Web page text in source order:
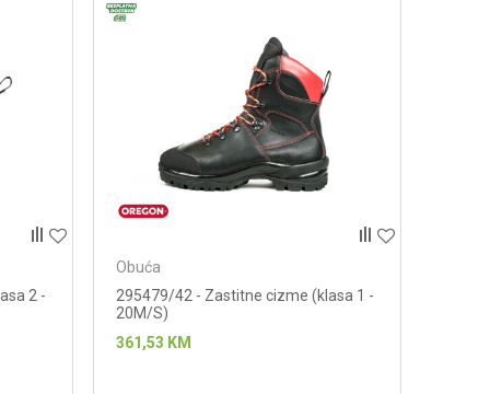
2 -
Obuća
295479/42 - Zastitne cizme (klasa 1 -
20M/S)
361,53 KM